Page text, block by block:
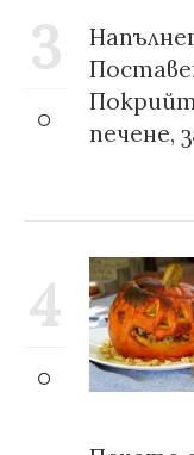
3
печене,
4